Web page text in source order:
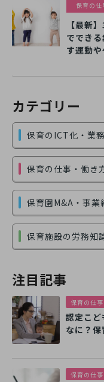
保育の仕
【最新
ででき
す運動
カテゴリー
保育のICT化・業
保育の仕事・働き
保育園M&A・事業
保育施設の労務知
注目記事
保育の仕
認定こ
なに？
保育の仕